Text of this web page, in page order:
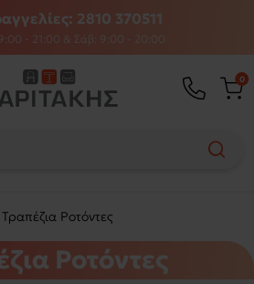
2810 370511
- 21:00 & Σάβ: 9:00 - 20:00
0
Τραπέζια Ροτόντες
Ροτόντες